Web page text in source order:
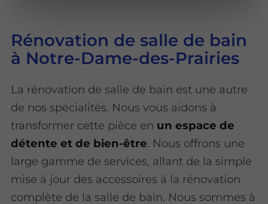
Rénovation de salle de bain
à Notre-Dame-des-Prairies
La rénovation de salle de bain est une autre
de nos spécialités. Nous vous aidons à
transformer cette pièce en un espace de
détente et de bien-être. Nous offrons une
large gamme de services, allant de la simple
mise à jour des accessoires à la rénovation
complète de la salle de bain. Nous sommes à